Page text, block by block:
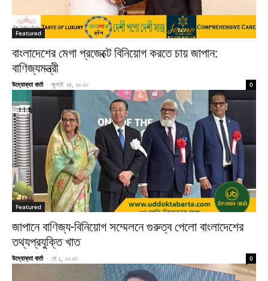
Featured
বাংলাদেশের মেগা প্রজেক্টে বিনিয়োগ করতে চায় জাপান:
বাণিজ্যমন্ত্রী
উদ্যোক্তা বার্তা - জুলাই ২৪, ২০২৩ 0
Featured
জাপানে বাণিজ্য-বিনিয়োগ সম্মেলনে গুরুত্ব পেলো বাংলাদেশের
তথ্যপ্রযুক্তি খাত
উদ্যোক্তা বার্তা - মে ১, ২০২৩ 0